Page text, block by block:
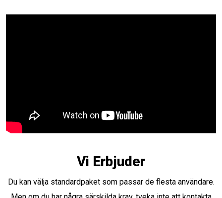
Vi Erbjuder
Du kan välja standardpaket som passar de flesta användare.